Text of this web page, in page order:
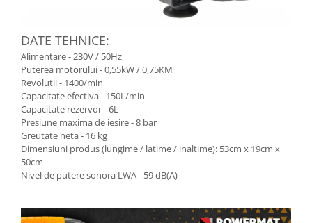
DATE TEHNICE:
Alimentare - 230V / 50Hz
Puterea motorului - 0,55kW / 0,75KM
Revolutii - 1400/min
Capacitate efectiva - 150L/min
Capacitate rezervor - 6L
Presiune maxima de iesire - 8 bar
Greutate neta - 16 kg
Dimensiuni produs (lungime / latime / inaltime): 53cm x 19cm x
50cm
Nivel de putere sonora LWA - 59 dB(A)